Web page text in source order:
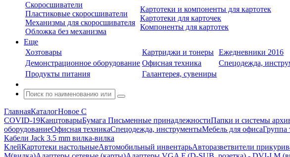
Скоросшиватели
Пластиковые скоросшиватели
Механизмы для скоросшивателя
Обложка без механизма
Картотеки и компоненты для картотек
Картотеки для карточек
Компоненты для картотек
Еще
Хозтовары
Картриджи и тонеры Ежедневники 2016
Демонстрационное оборудование Офисная техника Спецодежда,
Продукты питания
Галантерея, сувениры
ГлавнаяКаталогНовое С
COVID-19КанцтоварыБумага Письменные принадлежностиПапки и системы
оборудованиеОфисная техникаСпецодежда, инструментыМебель для офисаГруппа
Кабели Jack 3.5 mm вилка-вилка
КлейКартотеки настольныеАвтомобильный инвентарьАвторазветвители